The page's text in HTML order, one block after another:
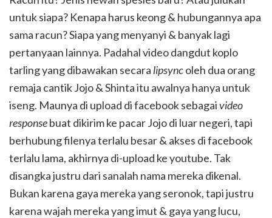
untuk siapa? Kenapa harus keong & hubungannya apa
sama racun? Siapa yang menyanyi & banyak lagi
pertanyaan lainnya. Padahal video dangdut koplo
tarling yang dibawakan secara lipsyncoleh dua orang
remaja cantik Jojo & Shinta itu awalnya hanya untuk
iseng. Maunya di upload di facebook sebagaivideo
responsebuat dikirim ke pacar Jojo di luar negeri, tapi
berhubung filenya terlalu besar & akses di facebook
terlalu lama, akhirnya di-upload ke youtube. Tak
disangka justru dari sanalah nama mereka dikenal.
Bukan karena gaya mereka yang seronok, tapi justru
karena wajah mereka yang imut & gaya yang lucu,